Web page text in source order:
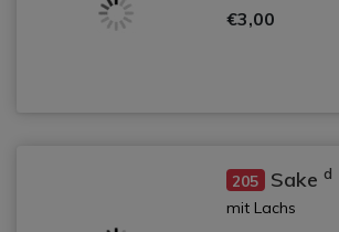
€3,00
205 Sake d
mit Lachs